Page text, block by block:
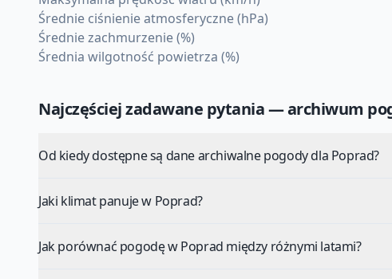
Średnie ciśnienie atmosferyczne (hPa)
Średnie zachmurzenie (%)
Średnia wilgotność powietrza (%)
Najczęściej zadawane pytania — archiwum
Od kiedy dostępne są dane archiwalne pogody dla Poprad?
Jaki klimat panuje w Poprad?
Jak porównać pogodę w Poprad między różnymi latami?